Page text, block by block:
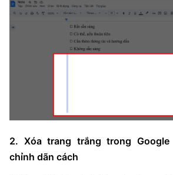
2. Xóa trang trắng trong
chỉnh dãn cách